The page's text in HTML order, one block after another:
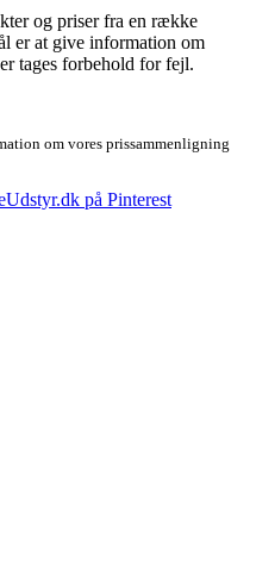
og priser fra en række
er at give information om
tages forbehold for fejl.
om vores prissammenligning